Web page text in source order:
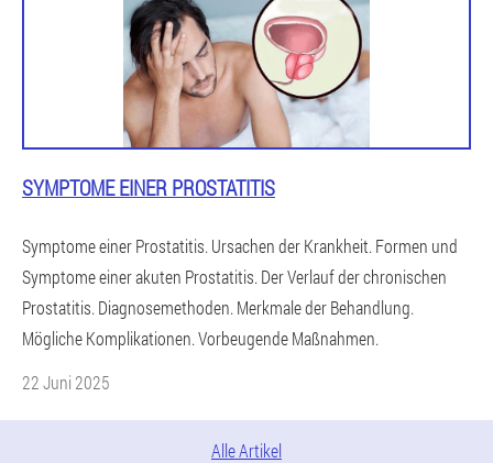
SYMPTOME EINER PROSTATITIS
Symptome einer Prostatitis. Ursachen der Krankheit. Formen und
Symptome einer akuten Prostatitis. Der Verlauf der chronischen
Prostatitis. Diagnosemethoden. Merkmale der Behandlung.
Mögliche Komplikationen. Vorbeugende Maßnahmen.
22 Juni 2025
Alle Artikel